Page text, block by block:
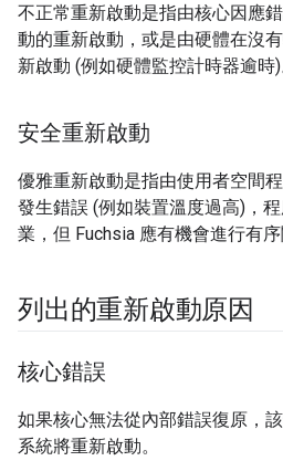
不正常重新啟動是指由核心因應
動的重新啟動，或是由硬體在沒
新啟動 (例如硬體監控計時器逾時)
安全重新啟動
優雅重新啟動是指由使用者空間
發生錯誤 (例如裝置溫度過高)，
業，但 Fuchsia 應有機會進行有序
列出的重新啟動原因
核心錯誤
如果核心無法從內部錯誤復原，
系統將重新啟動。